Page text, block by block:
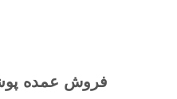
فروش عمده